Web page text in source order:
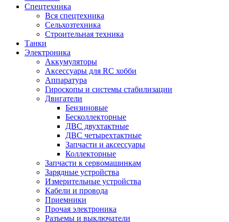
Спецтехника
Вся спецтехника
Сельхозтехника
Строительная техника
Танки
Электроника
Аккумуляторы
Аксессуары для RC хобби
Аппаратура
Гироскопы и системы стабилизации
Двигатели
Бензиновые
Бесколлекторные
ДВС двухтактные
ДВС четырехтактные
Запчасти и аксессуары
Коллекторные
Запчасти к сервомашинкам
Зарядные устройства
Измерительные устройства
Кабели и провода
Приемники
Прочая электроника
Разъемы и выключатели